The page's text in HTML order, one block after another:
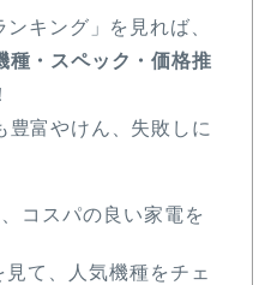
キング」を見れば、
種・スペック・価格推
豊富やけん、失敗しに
コスパの良い家電を
見て、人気機種をチェ